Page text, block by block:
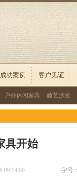
成功案例 客户见证
户外休闲家具 藤艺沙发
具开始
字号：
09:14:00